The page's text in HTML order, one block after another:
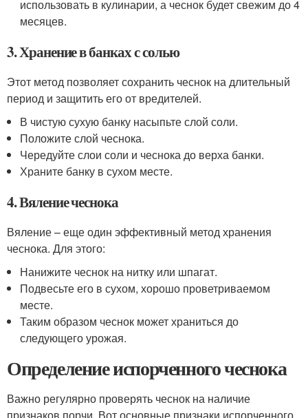
использовать в кулинарии, а чеснок будет свежим до 4
месяцев.
3. Хранение в банках с солью
Этот метод позволяет сохранить чеснок на длительный
период и защитить его от вредителей.
В чистую сухую банку насыпьте слой соли.
Положите слой чеснока.
Чередуйте слои соли и чеснока до верха банки.
Храните банку в сухом месте.
4. Вяление чеснока
Вяление – еще один эффективный метод хранения
чеснока. Для этого:
Нанижите чеснок на нитку или шпагат.
Подвесьте его в сухом, хорошо проветриваемом
месте.
Таким образом чеснок может храниться до
следующего урожая.
Определение испорченного чеснока
Важно регулярно проверять чеснок на наличие